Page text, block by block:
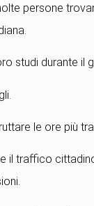
persone
studi durante il
le ore più
il traffico